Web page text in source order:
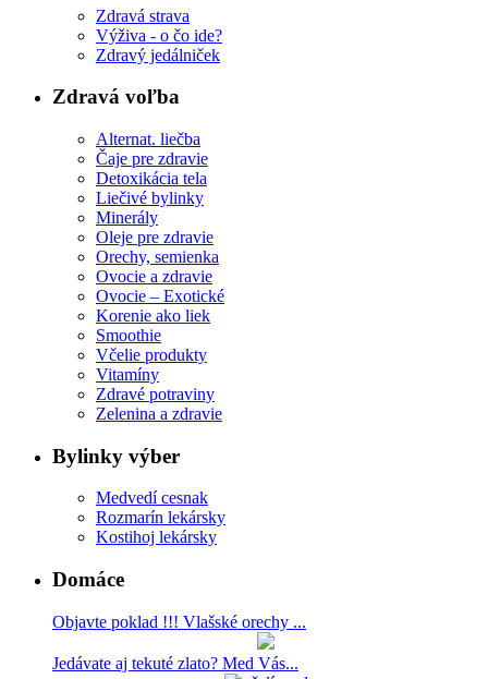
Zdravá strava
Výživa - o čo ide?
Zdravý jedálniček
Zdravá voľba
Alternat. liečba
Čaje pre zdravie
Detoxikácia tela
Liečivé bylinky
Minerály
Oleje pre zdravie
Orechy, semienka
Ovocie a zdravie
Ovocie – Exotické
Korenie ako liek
Smoothie
Včelie produkty
Vitamíny
Zdravé potraviny
Zelenina a zdravie
Bylinky výber
Medvedí cesnak
Rozmarín lekársky
Kostihoj lekársky
Domáce
Objavte poklad !!! Vlašské orechy ...
Jedávate aj tekuté zlato? Med Vás...